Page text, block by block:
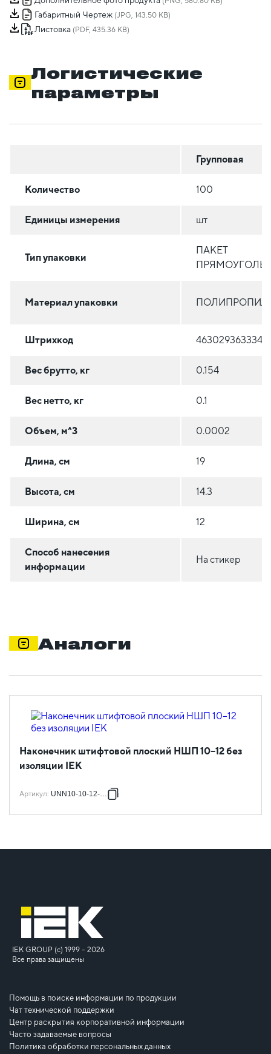
Габаритный Чертеж (JPG, 143.50 KB)
Листовка (PDF, 435.36 KB)
Логистические
параметры
Групповая
Количество 100
Единицы измерения шт
Тип упаковки
ПАКЕТ
Материал упаковки
Штрихкод 4630293633348
Вес брутто, кг 0.154
Вес нетто, кг 0.1
Объем, м^3 0.0002
Длина, см 19
Высота, см 14.3
Ширина, см 12
Способ нанесения
информации
На стикер
Аналоги
Наконечник штифтовой плоский НШП 10–12 без
изоляции IEK
Артикул: UNN10-10-12-001
IEK GROUP (c) 1999 – 2026
Все права защищены
Помощь в поиске информации по продукции
Чат технической поддержки
Центр раскрытия корпоративной информации
Часто задаваемые вопросы
Политика обработки персональных данных